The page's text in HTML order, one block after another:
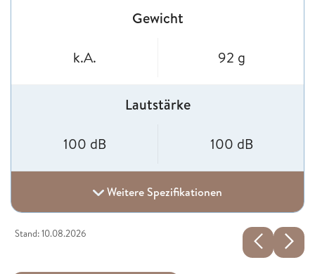
Gewicht
k.A. 92 g
Lautstärke
100 dB 100 dB
Weitere Spezifikationen
Stand: 10.08.2026